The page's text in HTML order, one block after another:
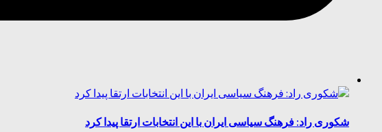
شکوری راد: فرهنگ سیاسی ایران با این انتخابات ارتقا پیدا کرد